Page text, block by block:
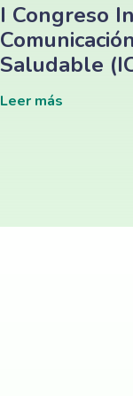
I Congreso
Saludable
Leer más